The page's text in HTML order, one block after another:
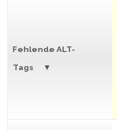
Fehlende ALT-
Tags